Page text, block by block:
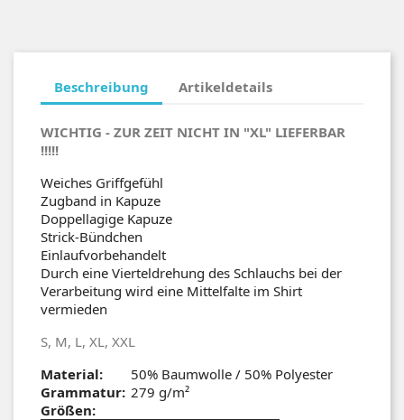
Beschreibung Artikeldetails
WICHTIG - ZUR ZEIT NICHT IN "XL" LIEFERBAR
!!!!!
Weiches Griffgefühl
Zugband in Kapuze
Doppellagige Kapuze
Strick-Bündchen
Einlaufvorbehandelt
Durch eine Vierteldrehung des Schlauchs bei der
Verarbeitung wird eine Mittelfalte im Shirt
vermieden
S, M, L, XL, XXL
Material:
50% Baumwolle / 50% Polyester
Grammatur: 279 g/m²
Größen: